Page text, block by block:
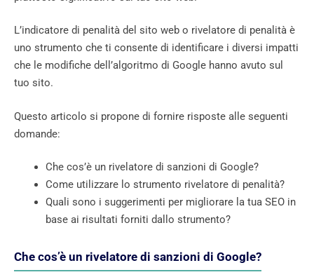
L’indicatore di penalità del sito web o rivelatore di penalità è
uno strumento che ti consente di identificare i diversi impatti
che le modifiche dell’algoritmo di Google hanno avuto sul
tuo sito.
Questo articolo si propone di fornire risposte alle seguenti
domande:
Che cos’è un rivelatore di sanzioni di Google?
Come utilizzare lo strumento rivelatore di penalità?
Quali sono i suggerimenti per migliorare la tua SEO in
base ai risultati forniti dallo strumento?
Che cos’è un rivelatore di sanzioni di Google?